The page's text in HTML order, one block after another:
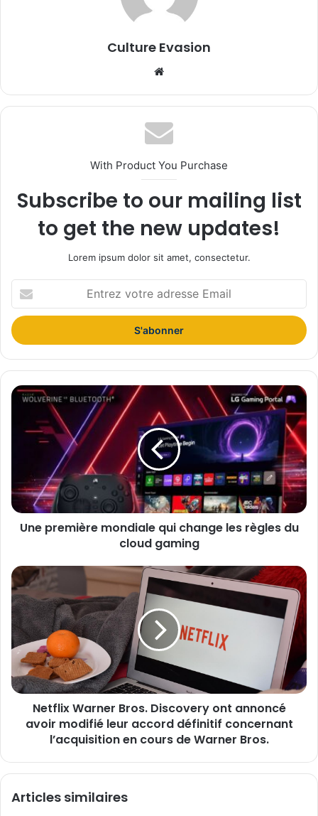
Culture Evasion
te
With Product You Purchase
Subscribe to our mailing list
to get the new updates!
Lorem ipsum dolor sit amet, consectetur.
r
z
o
e
s
m
a
i
l
U
i
è
o
n
d
i
a
l
q
u
n
e
Une première mondiale qui change les règles du
cloud gaming
N
e
t
f
i
W
a
o
Netflix Warner Bros. Discovery ont annoncé
avoir modifié leur accord définitif concernant
l’acquisition en cours de Warner Bros.
Articles similaires